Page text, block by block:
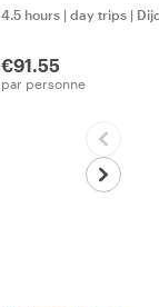
4.5 hours | day trips |
€91.55
par personne